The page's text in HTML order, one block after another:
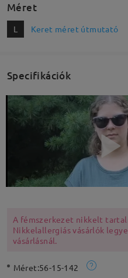
Méret
L Keret méret útmutató
Specifikációk
A fémszerkezet nikkelt
Nikkelallergiás vásárlók
vásárlásnál.
Méret:56-15-142